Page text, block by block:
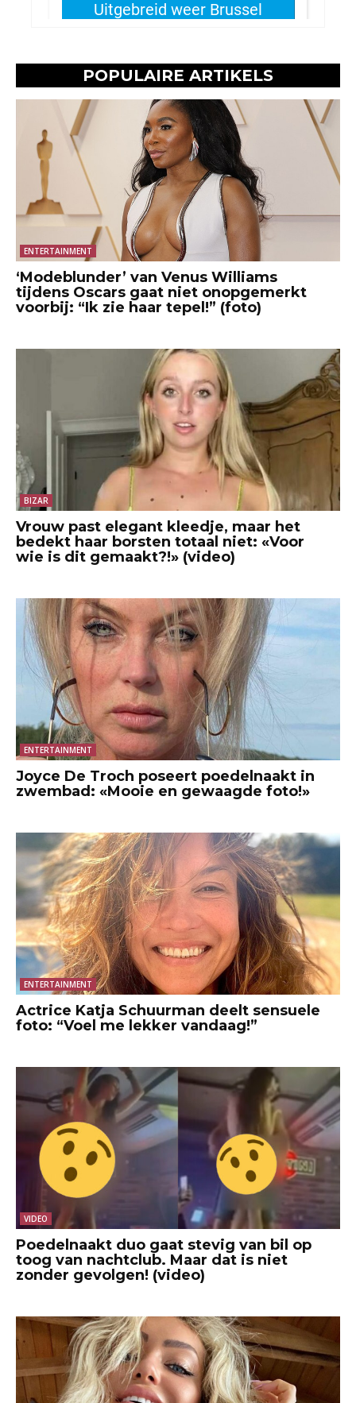
POPULAIRE ARTIKELS
ENTERTAINMENT
‘Modeblunder’ van Venus Williams
tijdens Oscars gaat niet onopgemerkt
voorbij: “Ik zie haar tepel!” (foto)
BIZAR
Vrouw past elegant kleedje, maar het
bedekt haar borsten totaal niet: «Voor
wie is dit gemaakt?!» (video)
ENTERTAINMENT
Joyce De Troch poseert poedelnaakt in
zwembad: «Mooie en gewaagde foto!»
ENTERTAINMENT
Actrice Katja Schuurman deelt sensuele
foto: “Voel me lekker vandaag!”
VIDEO
Poedelnaakt duo gaat stevig van bil op
toog van nachtclub. Maar dat is niet
zonder gevolgen! (video)